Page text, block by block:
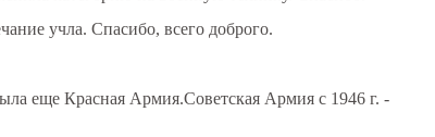
учла. Спасибо, всего доброго.
еще Красная Армия.Советская Армия с 1946 г. -